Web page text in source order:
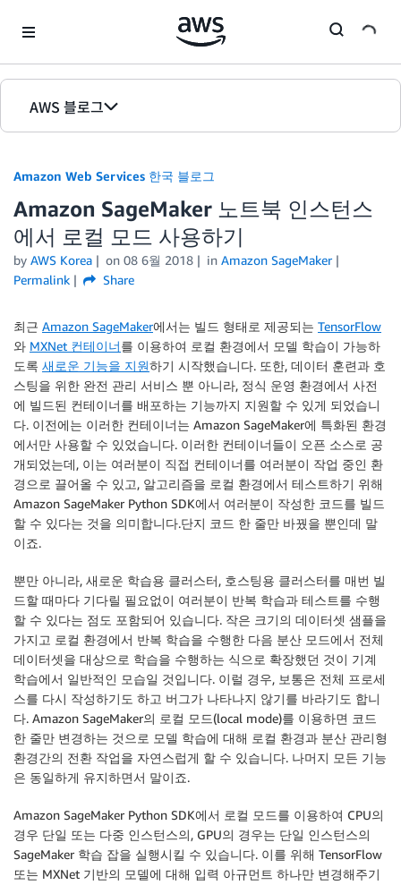
AWS 블로그
홈
에디션
Amazon Web Services 한국 블로그
Amazon SageMaker 노트북 인스턴스
에서 로컬 모드 사용하기
by AWS Korea on 08 6월 2018 in Amazon SageMaker
Permalink
Share
최근 Amazon SageMaker에서는 빌드 형태로 제공되는 TensorFlow
와 MXNet 컨테이너를 이용하여 로컬 환경에서 모델 학습이 가능하
도록 새로운 기능을 지원하기 시작했습니다. 또한, 데이터 훈련과 호
스팅을 위한 완전 관리 서비스 뿐 아니라, 정식 운영 환경에서 사전
에 빌드된 컨테이너를 배포하는 기능까지 지원할 수 있게 되었습니
다. 이전에는 이러한 컨테이너는 Amazon SageMaker에 특화된 환경
에서만 사용할 수 있었습니다. 이러한 컨테이너들이 오픈 소스로 공
개되었는데, 이는 여러분이 직접 컨테이너를 여러분이 작업 중인 환
경으로 끌어올 수 있고, 알고리즘을 로컬 환경에서 테스트하기 위해
Amazon SageMaker Python SDK에서 여러분이 작성한 코드를 빌드
할 수 있다는 것을 의미합니다.단지 코드 한 줄만 바꿨을 뿐인데 말
이죠.
뿐만 아니라, 새로운 학습용 클러스터, 호스팅용 클러스터를 매번 빌
드할 때마다 기다릴 필요없이 여러분이 반복 학습과 테스트를 수행
할 수 있다는 점도 포함되어 있습니다. 작은 크기의 데이터셋 샘플을
가지고 로컬 환경에서 반복 학습을 수행한 다음 분산 모드에서 전체
데이터셋을 대상으로 학습을 수행하는 식으로 확장했던 것이 기계
학습에서 일반적인 모습일 것입니다. 이럴 경우, 보통은 전체 프로세
스를 다시 작성하기도 하고 버그가 나타나지 않기를 바라기도 합니
다. Amazon SageMaker의 로컬 모드(local mode)를 이용하면 코드
한 줄만 변경하는 것으로 모델 학습에 대해 로컬 환경과 분산 관리형
환경간의 전환 작업을 자연스럽게 할 수 있습니다. 나머지 모든 기능
은 동일하게 유지하면서 말이죠.
Amazon SageMaker Python SDK에서 로컬 모드를 이용하여 CPU의
경우 단일 또는 다중 인스턴스의, GPU의 경우는 단일 인스턴스의
SageMaker 학습 잡을 실행시킬 수 있습니다. 이를 위해 TensorFlow
또는 MXNet 기반의 모델에 대해 입력 아규먼트 하나만 변경해주기